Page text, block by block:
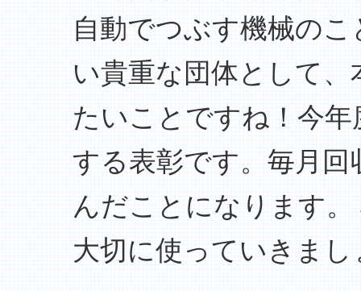
自動でつぶす機械の
い貴重な団体として
たいことですね！今
する表彰です。毎月
んだことになります
大切に使っていきまし